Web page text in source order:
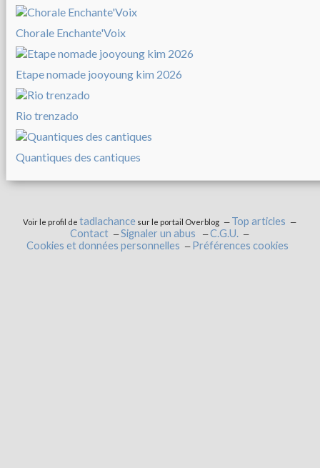
Chorale Enchante'Voix
Etape nomade jooyoung kim 2026
Rio trenzado
Quantiques des cantiques
Voir le profil detadlachance sur le portail Overblog
Top articles
Contact
Signaler un abus
C.G.U.
Cookies et données personnelles
Préférences cookies